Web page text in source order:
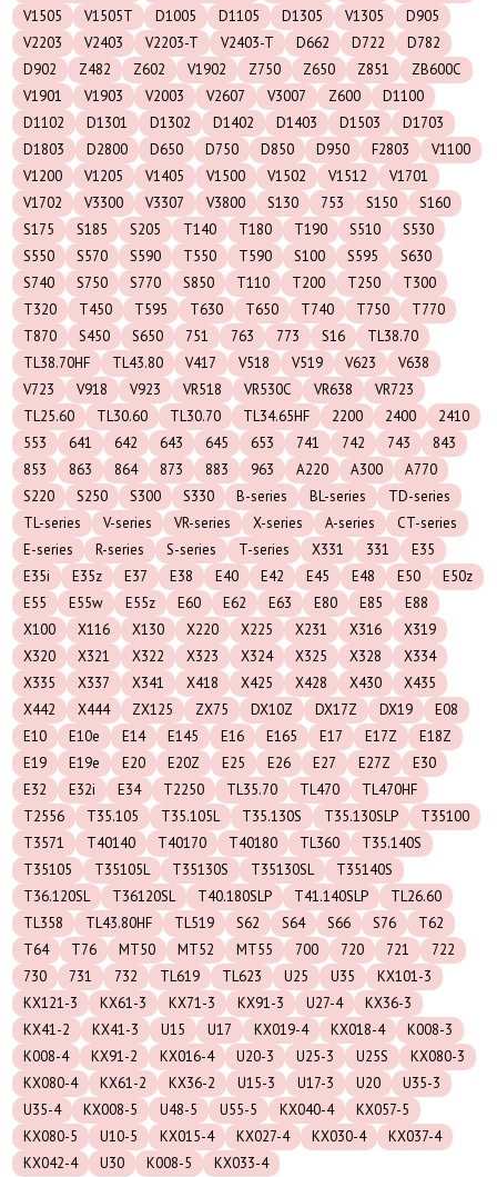
V1505
V1505T D1005 D1105 D1305 V1305
D905
V2203
V2403 V2203-T V2403-T D662 D722
D782
D902
Z482 Z602 V1902 Z750 Z650 Z851
ZB600C
V1901
V1903 V2003 V2607 V3007 Z600
D1100
D1102
D1301 D1302 D1402 D1403 D1503
D1703
D1803
D2800 D650 D750 D850 D950 F2803
V1100
V1200
V1205 V1405 V1500 V1502 V1512
V1701
V1702
V3300 V3307 V3800 S130 753 S150
S160
S175
S185 S205 T140 T180 T190 S510
S530
S550
S570 S590 T550 T590 S100 S595
S630
S740
S750 S770 S850 T110 T200 T250
T300
T320
T450 T595 T630 T650 T740 T750
T770
T870
S450 S650 751 763 773 S16
TL38.70
TL38.70HF
TL43.80 V417 V518 V519 V623
V638
V723
V918 V923 VR518 VR530C VR638
VR723
TL25.60
TL30.60 TL30.70 TL34.65HF 2200 2400
2410
553
641 642 643 645 653 741 742 743
843
853
863 864 873 883 963 A220 A300
A770
S220
S250 S300 S330 B-series BL-series
TD-series
TL-series
V-series VR-series X-series A-series
CT-series
E-series
R-series S-series T-series X331 331
E35
E35i
E35z E37 E38 E40 E42 E45 E48 E50
E50z
E55
E55w E55z E60 E62 E63 E80 E85
E88
X100
X116 X130 X220 X225 X231 X316
X319
X320
X321 X322 X323 X324 X325 X328
X334
X335
X337 X341 X418 X425 X428 X430
X435
X442
X444 ZX125 ZX75 DX10Z DX17Z DX19
E08
E10
E10e E14 E145 E16 E165 E17 E17Z
E18Z
E19
E19e E20 E20Z E25 E26 E27 E27Z
E30
E32
E32i E34 T2250 TL35.70 TL470
TL470HF
T2556
T35.105 T35.105L T35.130S T35.130SLP
T35100
T3571
T40140 T40170 T40180 TL360
T35.140S
T35105
T35105L T35130S T35130SL
T35140S
T36.120SL
T36120SL T40.180SLP T41.140SLP
TL26.60
TL358
TL43.80HF TL519 S62 S64 S66 S76
T62
T64
T76 MT50 MT52 MT55 700 720 721
722
730
731 732 TL619 TL623 U25 U35
KX101-3
KX121-3
KX61-3 KX71-3 KX91-3 U27-4
KX36-3
KX41-2
KX41-3 U15 U17 KX019-4 KX018-4
K008-3
K008-4
KX91-2 KX016-4 U20-3 U25-3 U25S
KX080-3
KX080-4
KX61-2 KX36-2 U15-3 U17-3 U20
U35-3
U35-4
KX008-5 U48-5 U55-5 KX040-4
KX057-5
KX080-5
U10-5 KX015-4 KX027-4 KX030-4
KX037-4
KX042-4
U30 K008-5 KX033-4